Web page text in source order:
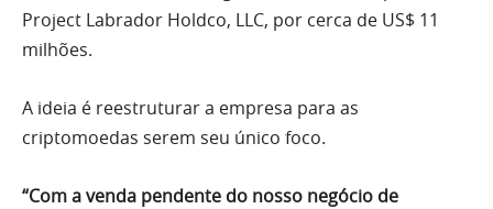
Project Labrador Holdco, LLC, por cerca de US$ 11
milhões.
A ideia é reestruturar a empresa para as
criptomoedas serem seu único foco.
“Com a venda pendente do nosso negócio de